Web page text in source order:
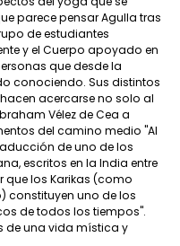
parece pensar Agulla tras
de estudiantes
y el Cuerpo apoyado en
que desde la
conociendo. Sus distintos
acercarse no solo al
Vélez de Cea a
del camino medio "Al
de uno de los
escritos en la India entre
que los Karikas (como
constituyen uno de los
de todos los tiempos".
de una vida mística y